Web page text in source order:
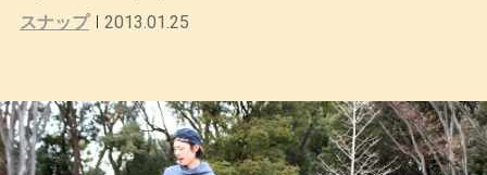
スナップ
2013.01.25